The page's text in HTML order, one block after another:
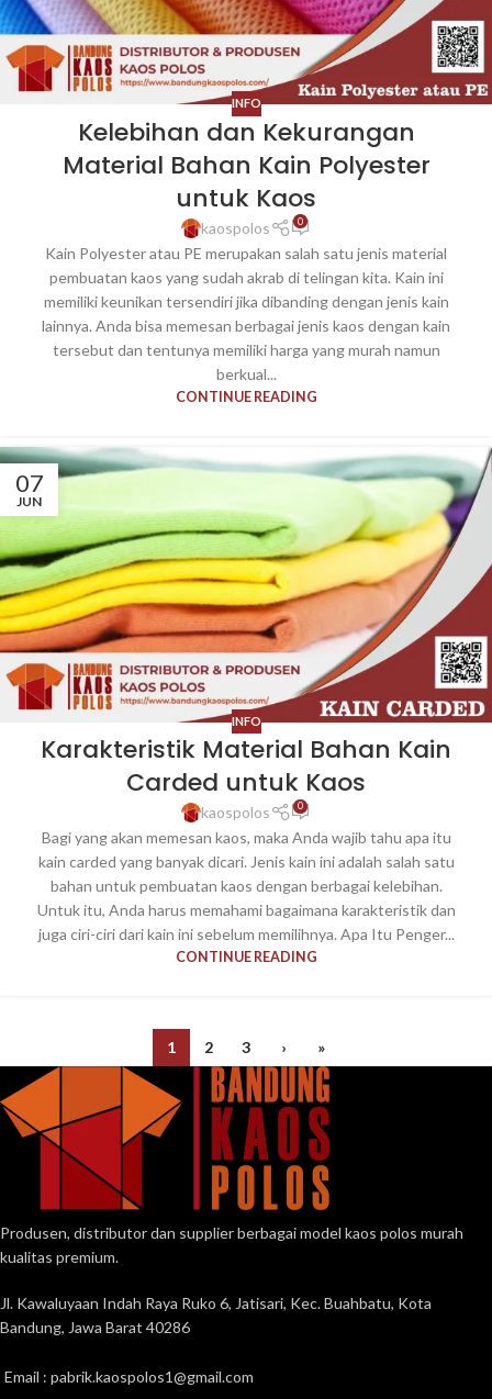
INFO
Kelebihan dan Kekurangan
Material Bahan Kain Polyester
untuk Kaos
kaospolos 0
Kain Polyester atau PE merupakan salah satu jenis material
pembuatan kaos yang sudah akrab di telingan kita. Kain ini
memiliki keunikan tersendiri jika dibanding dengan jenis kain
lainnya. Anda bisa memesan berbagai jenis kaos dengan kain
tersebut dan tentunya memiliki harga yang murah namun
berkual...
CONTINUE READING
07
JUN
INFO
Karakteristik Material Bahan Kain
Carded untuk Kaos
kaospolos 0
Bagi yang akan memesan kaos, maka Anda wajib tahu apa itu
kain carded yang banyak dicari. Jenis kain ini adalah salah satu
bahan untuk pembuatan kaos dengan berbagai kelebihan.
Untuk itu, Anda harus memahami bagaimana karakteristik dan
juga ciri-ciri dari kain ini sebelum memilihnya. Apa Itu Penger...
CONTINUE READING
1 2 3 › »
Produsen, distributor dan supplier berbagai model kaos polos murah
kualitas premium.
Jl. Kawaluyaan Indah Raya Ruko 6, Jatisari, Kec. Buahbatu, Kota
Bandung, Jawa Barat 40286
Email : pabrik.kaospolos1@gmail.com